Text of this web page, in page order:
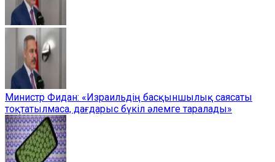
Министр Фидан: «Израильдің басқыншылық саясаты
тоқтатылмаса, дағдарыс бүкіл әлемге таралады»